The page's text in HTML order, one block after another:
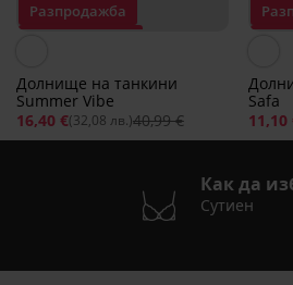
Разпродажба
Долнище на танкини
Summer Vibe
16,40 €(32,08 лв.)40,99 €
Safa
11,10
Как да
Сутиен